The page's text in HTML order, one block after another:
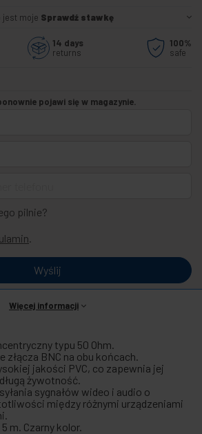
jest moje Sprawdź stawkę
14 days
returns
100%
safe
pojawi się w magazynie.
pilnie?
.
Wyślij
Więcej informacji
typu 50 Ohm.
złącza BNC na obu końcach.
jakości PVC, co zapewnia jej
żywotność.
sygnałów wideo i audio o
między różnymi urządzeniami
m. Czarny kolor.